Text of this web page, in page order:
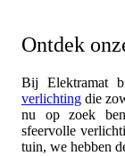
Ontdek
Bij Elektramat
verlichting die
nu op zoek
sfeervolle
tuin, we hebben